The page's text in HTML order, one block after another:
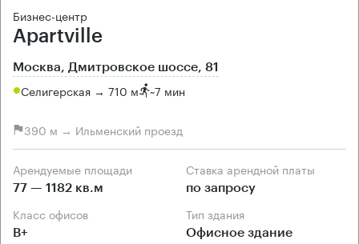
Бизнес-центр
Apartville
Москва, Дмитровское шоссе, 81
Селигерская → 710 м ~7 мин
390 м → Ильменский проезд
Арендуемые площади
77 — 1182 кв.м
Ставка арендной платы
по запросу
Класс офисов
B+
Тип здания
Офисное здание